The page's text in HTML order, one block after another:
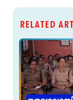
RELATED